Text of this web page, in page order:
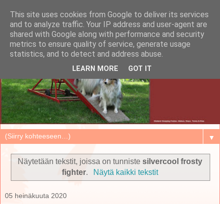
▼
Näytetään tekstit, joissa on tunniste silvercool frosty
fighter. Näytä kaikki tekstit
05 heinäkuuta 2020
This site uses cookies from Google to deliver its services
and to analyze traffic. Your IP address and user-agent are
shared with Google along with performance and security
metrics to ensure quality of service, generate usage
statistics, and to detect and address abuse.
LEARN MORE GOT IT